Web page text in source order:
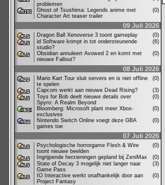
problemen
Ghost of Tsushima: Legends anime met
Character Art teaser trailer
(0)
09 Juli 2026
Dragon Ball Xenoverse 3 toont gameplay
(0)
id Software krimpt in tot ondersteunende
studio?
(6)
Obsidian annuleert Avowed 2 en komt met
nieuwe Fallout?
(0)
08 Juli 2026
Mario Kart Tour sluit servers en is niet offline
te spelen
(0)
Capcom werkt aan nieuwe Dead Rising?
(3)
Toys for Bob deelt nieuwe details over
Spyro: A Realm Beyond
(0)
Bloomberg: Microsoft plant meer Xbox-
exclusives
(0)
Nintendo Switch Online voegt deze GBA
games toe
(0)
07 Juli 2026
Psychologische horrorgame Flesh & Wire
toont nieuwe beelden
(0)
Ingrijpende herzieningen gepland bij ZeniMax
(0)
State of Decay 3 mogelijk niet langer naar
Game Pass
(3)
IO Interactive werkt onafhankelijk door aan
Project Fantasy
(0)